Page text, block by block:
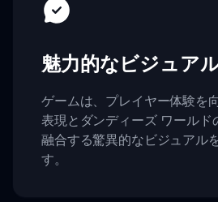
魅力的なビジュア
ゲームは、プレイヤー体験を
表現とダンディーズ ワールド
融合する驚異的なビジュアル
す。